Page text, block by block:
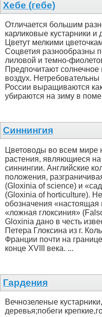
Хебе (гебе)
Отличается большим
карликовые кустарники
Цветут мелкими
Соцветия разнообразны
лиловой и темно-
Предпочитают
воздух.
России выращиваются
убираются на зиму в
Синнингия
Цветоводы во всем мире
растения, являющиеся
синнингии. Английские
положения,
(Gloxinia of science) и
(Gloxinia of horticulture).
обозначения «настоящая
«ложная глоксиния»
Gloxinia дано в честь
Петера Глоксина из г.
Франции почти на
конце XVIII века. ...
Гардения
Вечнозеленые
деревья;побеги